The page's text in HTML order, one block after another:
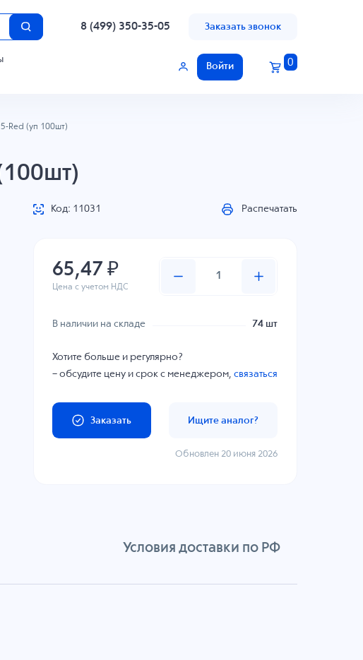
8 (499) 350-35-05 Заказать звонок
Войти 0
Red (уп 100шт)
Код: 11031 Распечатать
65,47 ₽
Цена с учетом НДС
В наличии на складе 74 шт
Хотите больше и регулярно?
– обсудите цену и срок с менеджером,связаться
Заказать Ищите аналог?
Обновлен 20 июня 2026
Условия доставки по РФ